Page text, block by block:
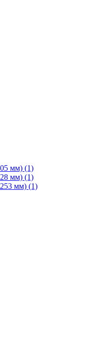
мм) (1)
мм) (1)
мм) (1)